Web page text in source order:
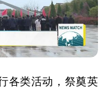
各类活动，祭奠英